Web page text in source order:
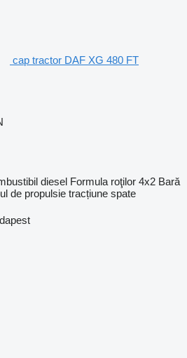
cap tractor DAF XG 480 FT
diesel Formula roţilor 4x2 Bară
de propulsie tracțiune spate